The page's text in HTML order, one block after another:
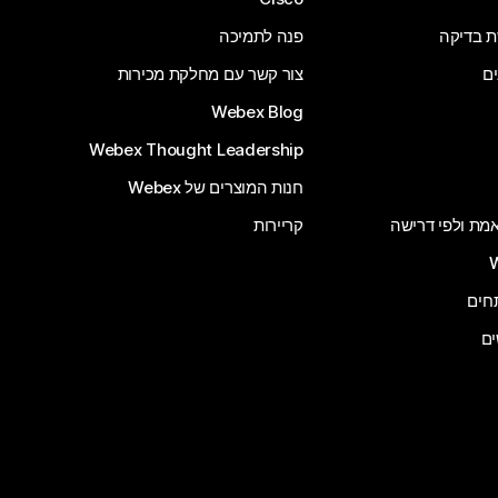
בדיקה
אמת ולפי דרישה
פנה לתמיכה
צור קשר עם מחלקת מכירות
Webex Blog
Webex Thought Leadership
חנות המוצרים של Webex
קריירות